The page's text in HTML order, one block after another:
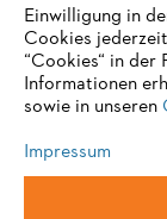
Rechtliche
STIHL
Sie nutzen
eine optimale
einem der
Firefox
Einwilligung in
Cookies
“Cookies“ in
Informationen
sowie in unseren
Impressum